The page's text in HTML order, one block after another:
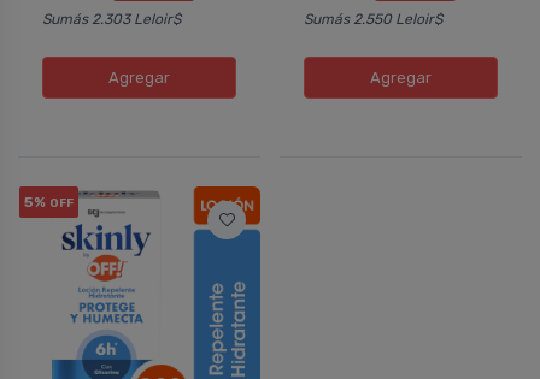
Sumás 2.303 Leloir$
Agregar
Sumás 2.550 Leloir$
Agregar
5% OFF